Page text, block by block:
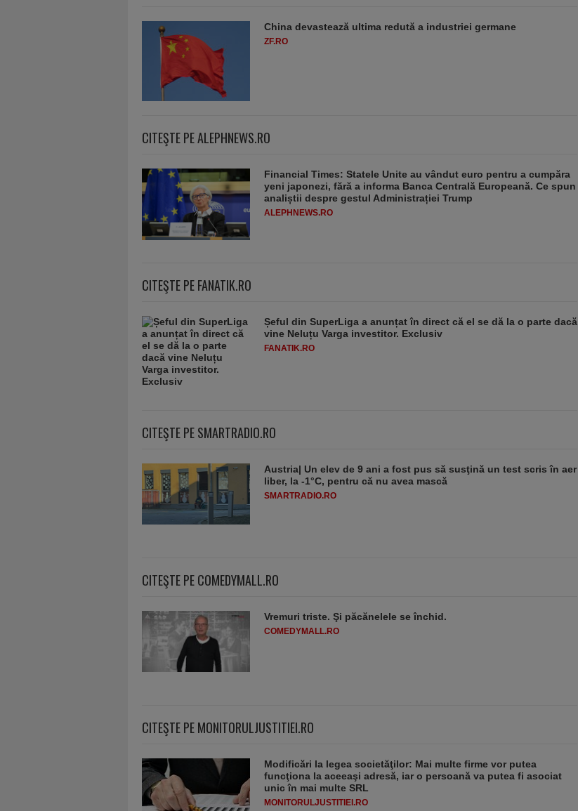
China devastează ultima redută a industriei germane
ZF.RO
CITEŞTE PE ALEPHNEWS.RO
Financial Times: Statele Unite au vândut euro pentru a cumpăra
yeni japonezi, fără a informa Banca Centrală Europeană. Ce spun
analiștii despre gestul Administrației Trump
ALEPHNEWS.RO
CITEŞTE PE FANATIK.RO
Șeful din SuperLiga a anunțat în direct că el se dă la o parte dacă
vine Neluțu Varga investitor. Exclusiv
FANATIK.RO
CITEŞTE PE SMARTRADIO.RO
Austria| Un elev de 9 ani a fost pus să susţină un test scris în aer
liber, la -1°C, pentru că nu avea mască
SMARTRADIO.RO
CITEŞTE PE COMEDYMALL.RO
Vremuri triste. Şi păcănelele se închid.
COMEDYMALL.RO
CITEŞTE PE MONITORULJUSTITIEI.RO
Modificări la legea societăţilor: Mai multe firme vor putea
funcţiona la aceeaşi adresă, iar o persoană va putea fi asociat
unic în mai multe SRL
MONITORULJUSTITIEI.RO